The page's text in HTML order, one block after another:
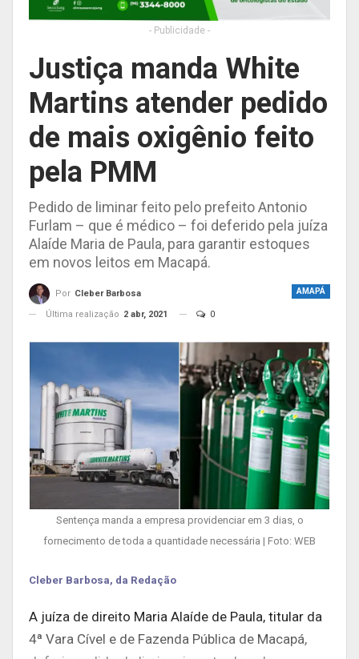
- Publicidade -
Justiça manda White
Martins atender pedido
de mais oxigênio feito
pela PMM
Pedido de liminar feito pelo prefeito Antonio
Furlam – que é médico – foi deferido pela juíza
Alaíde Maria de Paula, para garantir estoques
em novos leitos em Macapá.
AMAPÁ
Por Cleber Barbosa
Última realização 2 abr, 2021 0
Sentença manda a empresa providenciar em 3 dias, o
fornecimento de toda a quantidade necessária | Foto: WEB
Cleber Barbosa, da Redação
A juíza de direito Maria Alaíde de Paula, titular da
4ª Vara Cível e de Fazenda Pública de Macapá,